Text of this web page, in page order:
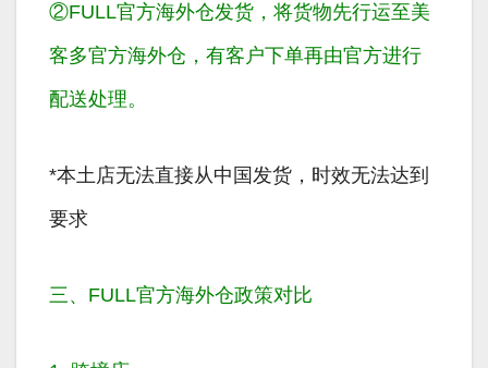
②FULL官方海外仓发货，将货物先行运至美
客多官方海外仓 ，有客户下单再由官方进行
配送处理。
*本土店无法直接从中国发货，时效无法达到
要求
三、FULL官方海外仓政策对比